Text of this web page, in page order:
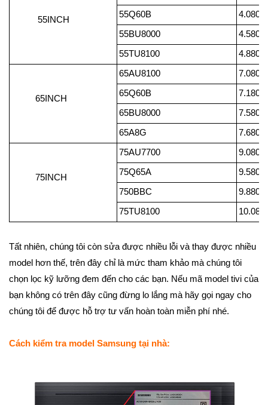
55INCH
55Q60B
55BU8000
55TU8100
65INCH
65AU8100
65Q60B
65BU8000
65A8G
75INCH
75AU7700
75Q65A
750BBC
75TU8100
Tất nhiên, chúng tôi còn sửa được nhiều lỗi và thay được nhiều
model hơn thế, trên đây chỉ là mức tham khảo mà chúng tôi
chọn lọc kỹ lưỡng đem đến cho các bạn. Nếu mã model tivi của
bạn không có trên đây cũng đừng lo lắng mà hãy gọi ngay cho
chúng tôi để được hỗ trợ tư vấn hoàn toàn miễn phí nhé.
Cách kiểm tra model Samsung tại nhà: